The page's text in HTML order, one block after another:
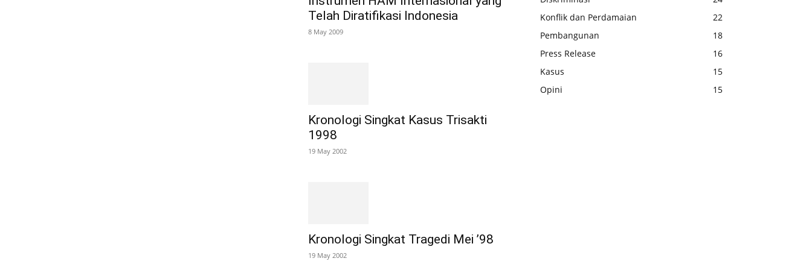
Telah Diratifikasi Indonesia
8 May 2009
Kronologi Singkat Kasus Trisakti
1998
19 May 2002
Kronologi Singkat Tragedi Mei ’98
19 May 2002
Konflik dan Perdamaian
22
Pembangunan
18
Press Release
16
Kasus
15
Opini
15